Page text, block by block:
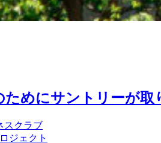
ためにサントリーが取
スクラブ
ジェクト